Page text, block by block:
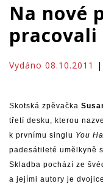
Na nové
pracovali
Vydáno 08.10.2011
Skotská zpěvačka
třetí desku, kterou nazve
k prvnímu singlu You
padesátileté umělkyně
Skladba pochází ze
a jejími autory je